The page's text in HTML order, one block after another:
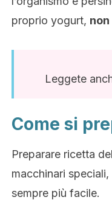
proprio yogurt,
Leggete
Come si
Preparare ricetta
macchinari
sempre più facile.